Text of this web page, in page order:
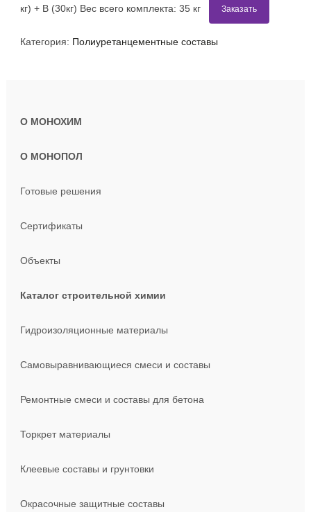
кг) + В (30кг) Вес всего комплекта: 35 кг
Заказать
Категория: Полиуретанцементные составы
О МОНОХИМ
О МОНОПОЛ
Готовые решения
Сертификаты
Объекты
Каталог строительной химии
Гидроизоляционные материалы
Самовыравнивающиеся смеси и составы
Ремонтные смеси и составы для бетона
Торкрет материалы
Клеевые составы и грунтовки
Окрасочные защитные составы